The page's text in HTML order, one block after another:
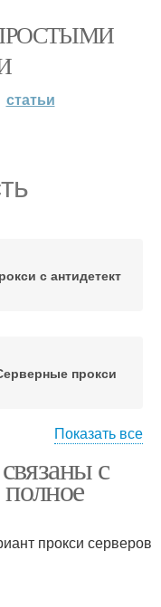
статьи
с антидетект
прокси
прокси
Показать все
с
прокси серверов